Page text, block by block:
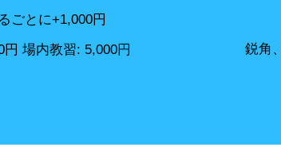
ごとに+1,000円
場内教習: 5,000円
鋭角